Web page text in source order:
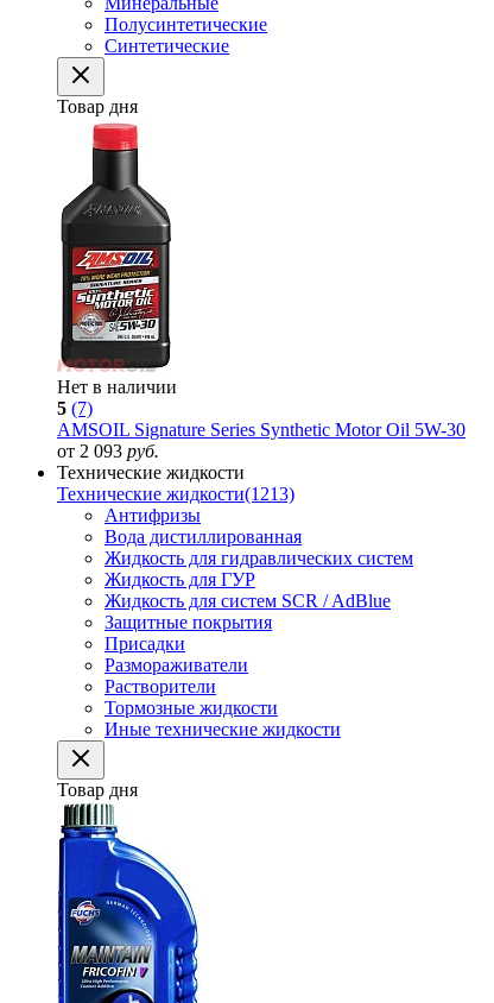
Полусинтетические
Синтетические
Товар дня
Нет в наличии
5 (7)
AMSOIL Signature Series Synthetic Motor Oil 5W-30
от 2 093 руб.
Технические жидкости
Технические жидкости(1213)
Антифризы
Вода дистиллированная
Жидкость для гидравлических систем
Жидкость для ГУР
Жидкость для систем SCR / AdBlue
Защитные покрытия
Присадки
Размораживатели
Растворители
Тормозные жидкости
Иные технические жидкости
Товар дня